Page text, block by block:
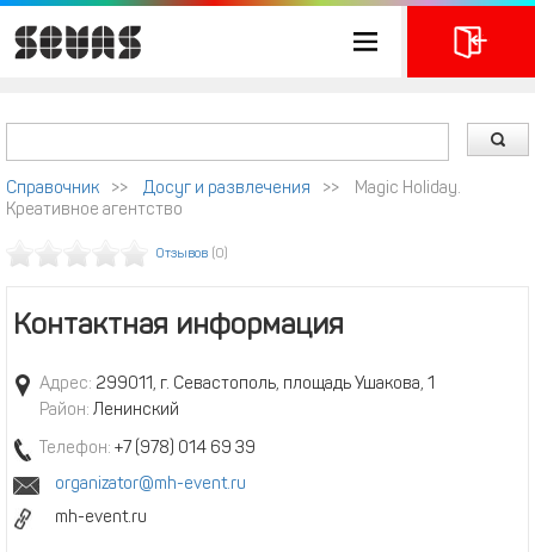
Справочник >> Досуг и развлечения >>
Magic Holiday.
Креативное агентство
Отзывов (0)
Контактная информация
Адрес: 299011, г. Севастополь, площадь Ушакова, 1
Район: Ленинский
Телефон: +7 (978) 014 69 39
organizator@mh-event.ru
mh-event.ru